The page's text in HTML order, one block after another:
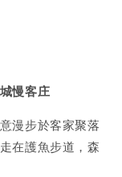
慢客庄
漫步於客家聚落
在護魚步道，森